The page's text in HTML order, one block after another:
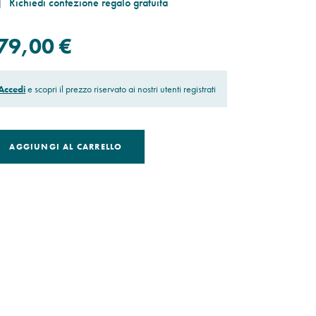
€
e scopri il prezzo riservato ai nostri utenti registrati
AGGIUNGI AL CARRELLO